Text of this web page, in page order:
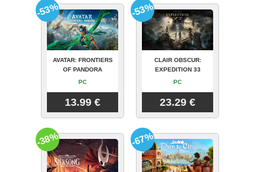
AVATAR: FRONTIERS
OF PANDORA
PC
13.99 €
-53%
CLAIR OBSCUR:
EXPEDITION 33
PC
23.29 €
-53%
-38% -67%